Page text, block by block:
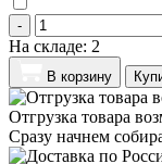
-
На складе: 2
В корзину
Отгрузка товара
Сразу начнем